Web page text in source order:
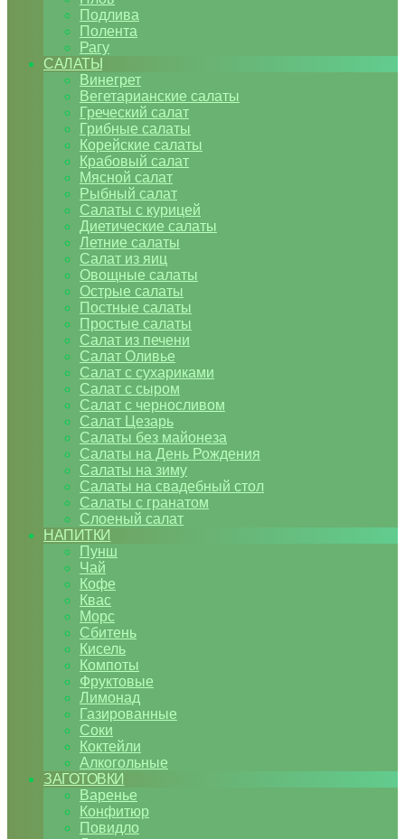
Подлива
Полента
Рагу
САЛАТЫ
Винегрет
Вегетарианские салаты
Греческий салат
Грибные салаты
Корейские салаты
Крабовый салат
Мясной салат
Рыбный салат
Салаты с курицей
Диетические салаты
Летние салаты
Салат из яиц
Овощные салаты
Острые салаты
Постные салаты
Простые салаты
Салат из печени
Салат Оливье
Салат с сухариками
Салат с сыром
Салат с черносливом
Салат Цезарь
Салаты без майонеза
Салаты на День Рождения
Салаты на зиму
Салаты на свадебный стол
Салаты с гранатом
Слоеный салат
НАПИТКИ
Пунш
Чай
Кофе
Квас
Морс
Сбитень
Кисель
Компоты
Фруктовые
Лимонад
Газированные
Соки
Коктейли
Алкогольные
ЗАГОТОВКИ
Варенье
Конфитюр
Повидло